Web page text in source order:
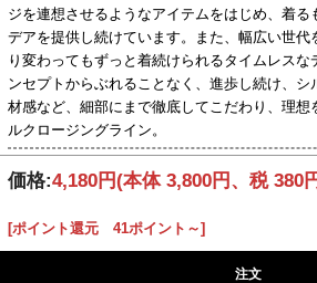
ジを連想させるようなアイテムをはじめ、着る
デアを提供し続けています。また、幅広い世代
り変わってもずっと着続けられるタイムレスな
ンセプトからぶれることなく、進歩し続け、
材感など、細部にまで徹底してこだわり、理想
ルクロージングライン。
価格:4,180円(本体 3,800円、税 380
[ポイント還元 41ポイント～]
注文